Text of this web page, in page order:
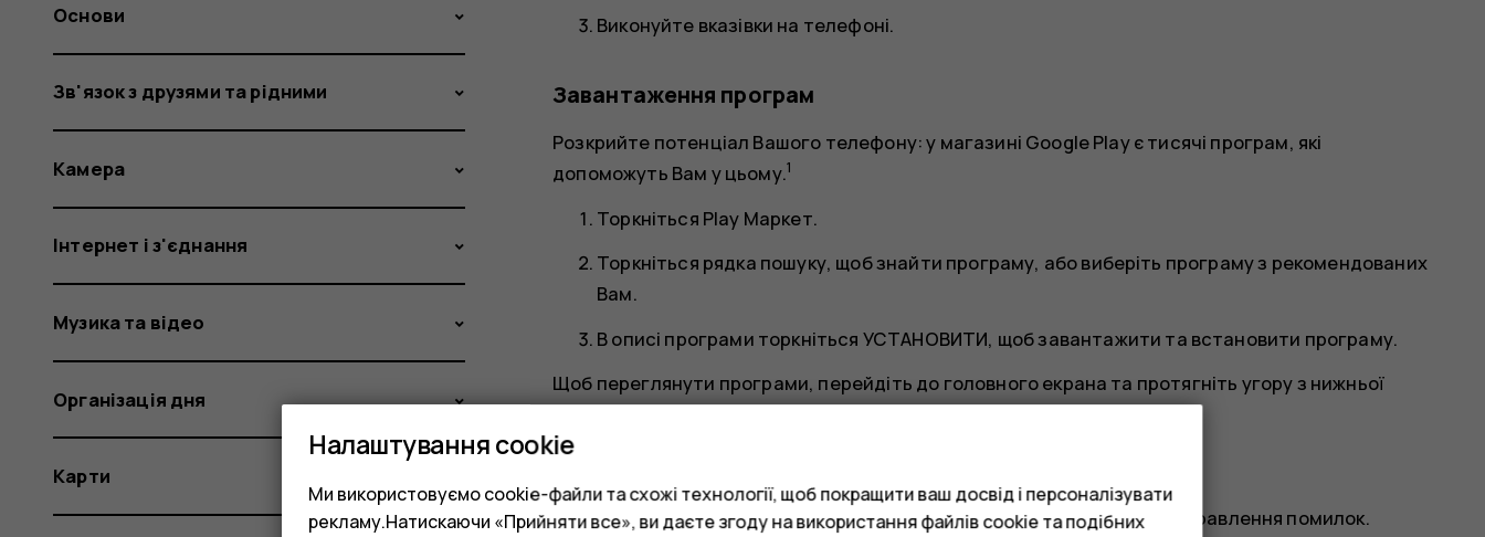
Виконуйте вказівки на телефоні.
Завантаження програм
Розкрийте потенціал Вашого телефону: у магазині Google Play є тисячі програм, які
допоможуть Вам у цьому.1
Торкніться Play Маркет.
Торкніться рядка пошуку, щоб знайти програму, або виберіть програму з рекомендованих
Вам.
В описі програми торкніться УСТАНОВИТИ, щоб завантажити та встановити програму.
Щоб переглянути програми, перейдіть до головного екрана та протягніть угору з нижньої
Оновлюйте програми зPlay Маркет, щоб отримати нові функції та виправлення помилок.
Основи
Зв'язок з друзями та рідними
Камера
Інтернет і з'єднання
Музика та відео
Організація дня
Карти
Налаштування cookie
Ми використовуємо cookie-файли та схожі технології, щоб покращити ваш досвід і персоналізувати
рекламу.Натискаючи «Прийняти все», ви даєте згоду на використання файлів cookie та подібних